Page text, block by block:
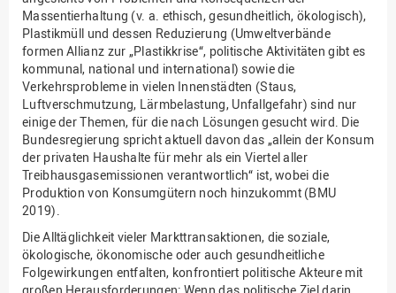
Massentierhaltung (v. a. ethisch, gesundheitlich, ökologisch),
Plastikmüll und dessen Reduzierung (Umweltverbände
formen Allianz zur „Plastikkrise“, politische Aktivitäten gibt es
kommunal, national und international) sowie die
Verkehrsprobleme in vielen Innenstädten (Staus,
Luftverschmutzung, Lärmbelastung, Unfallgefahr) sind nur
einige der Themen, für die nach Lösungen gesucht wird. Die
Bundesregierung spricht aktuell davon das „allein der Konsum
der privaten Haushalte für mehr als ein Viertel aller
Treibhausgasemissionen verantwortlich“ ist, wobei die
Produktion von Konsumgütern noch hinzukommt (BMU
2019).
Die Alltäglichkeit vieler Markttransaktionen, die soziale,
ökologische, ökonomische oder auch gesundheitliche
Folgewirkungen entfalten, konfrontiert politische Akteure mit